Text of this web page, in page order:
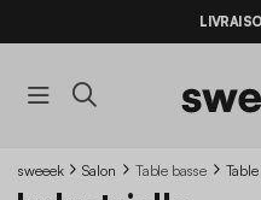
sweeek Salon Table basse